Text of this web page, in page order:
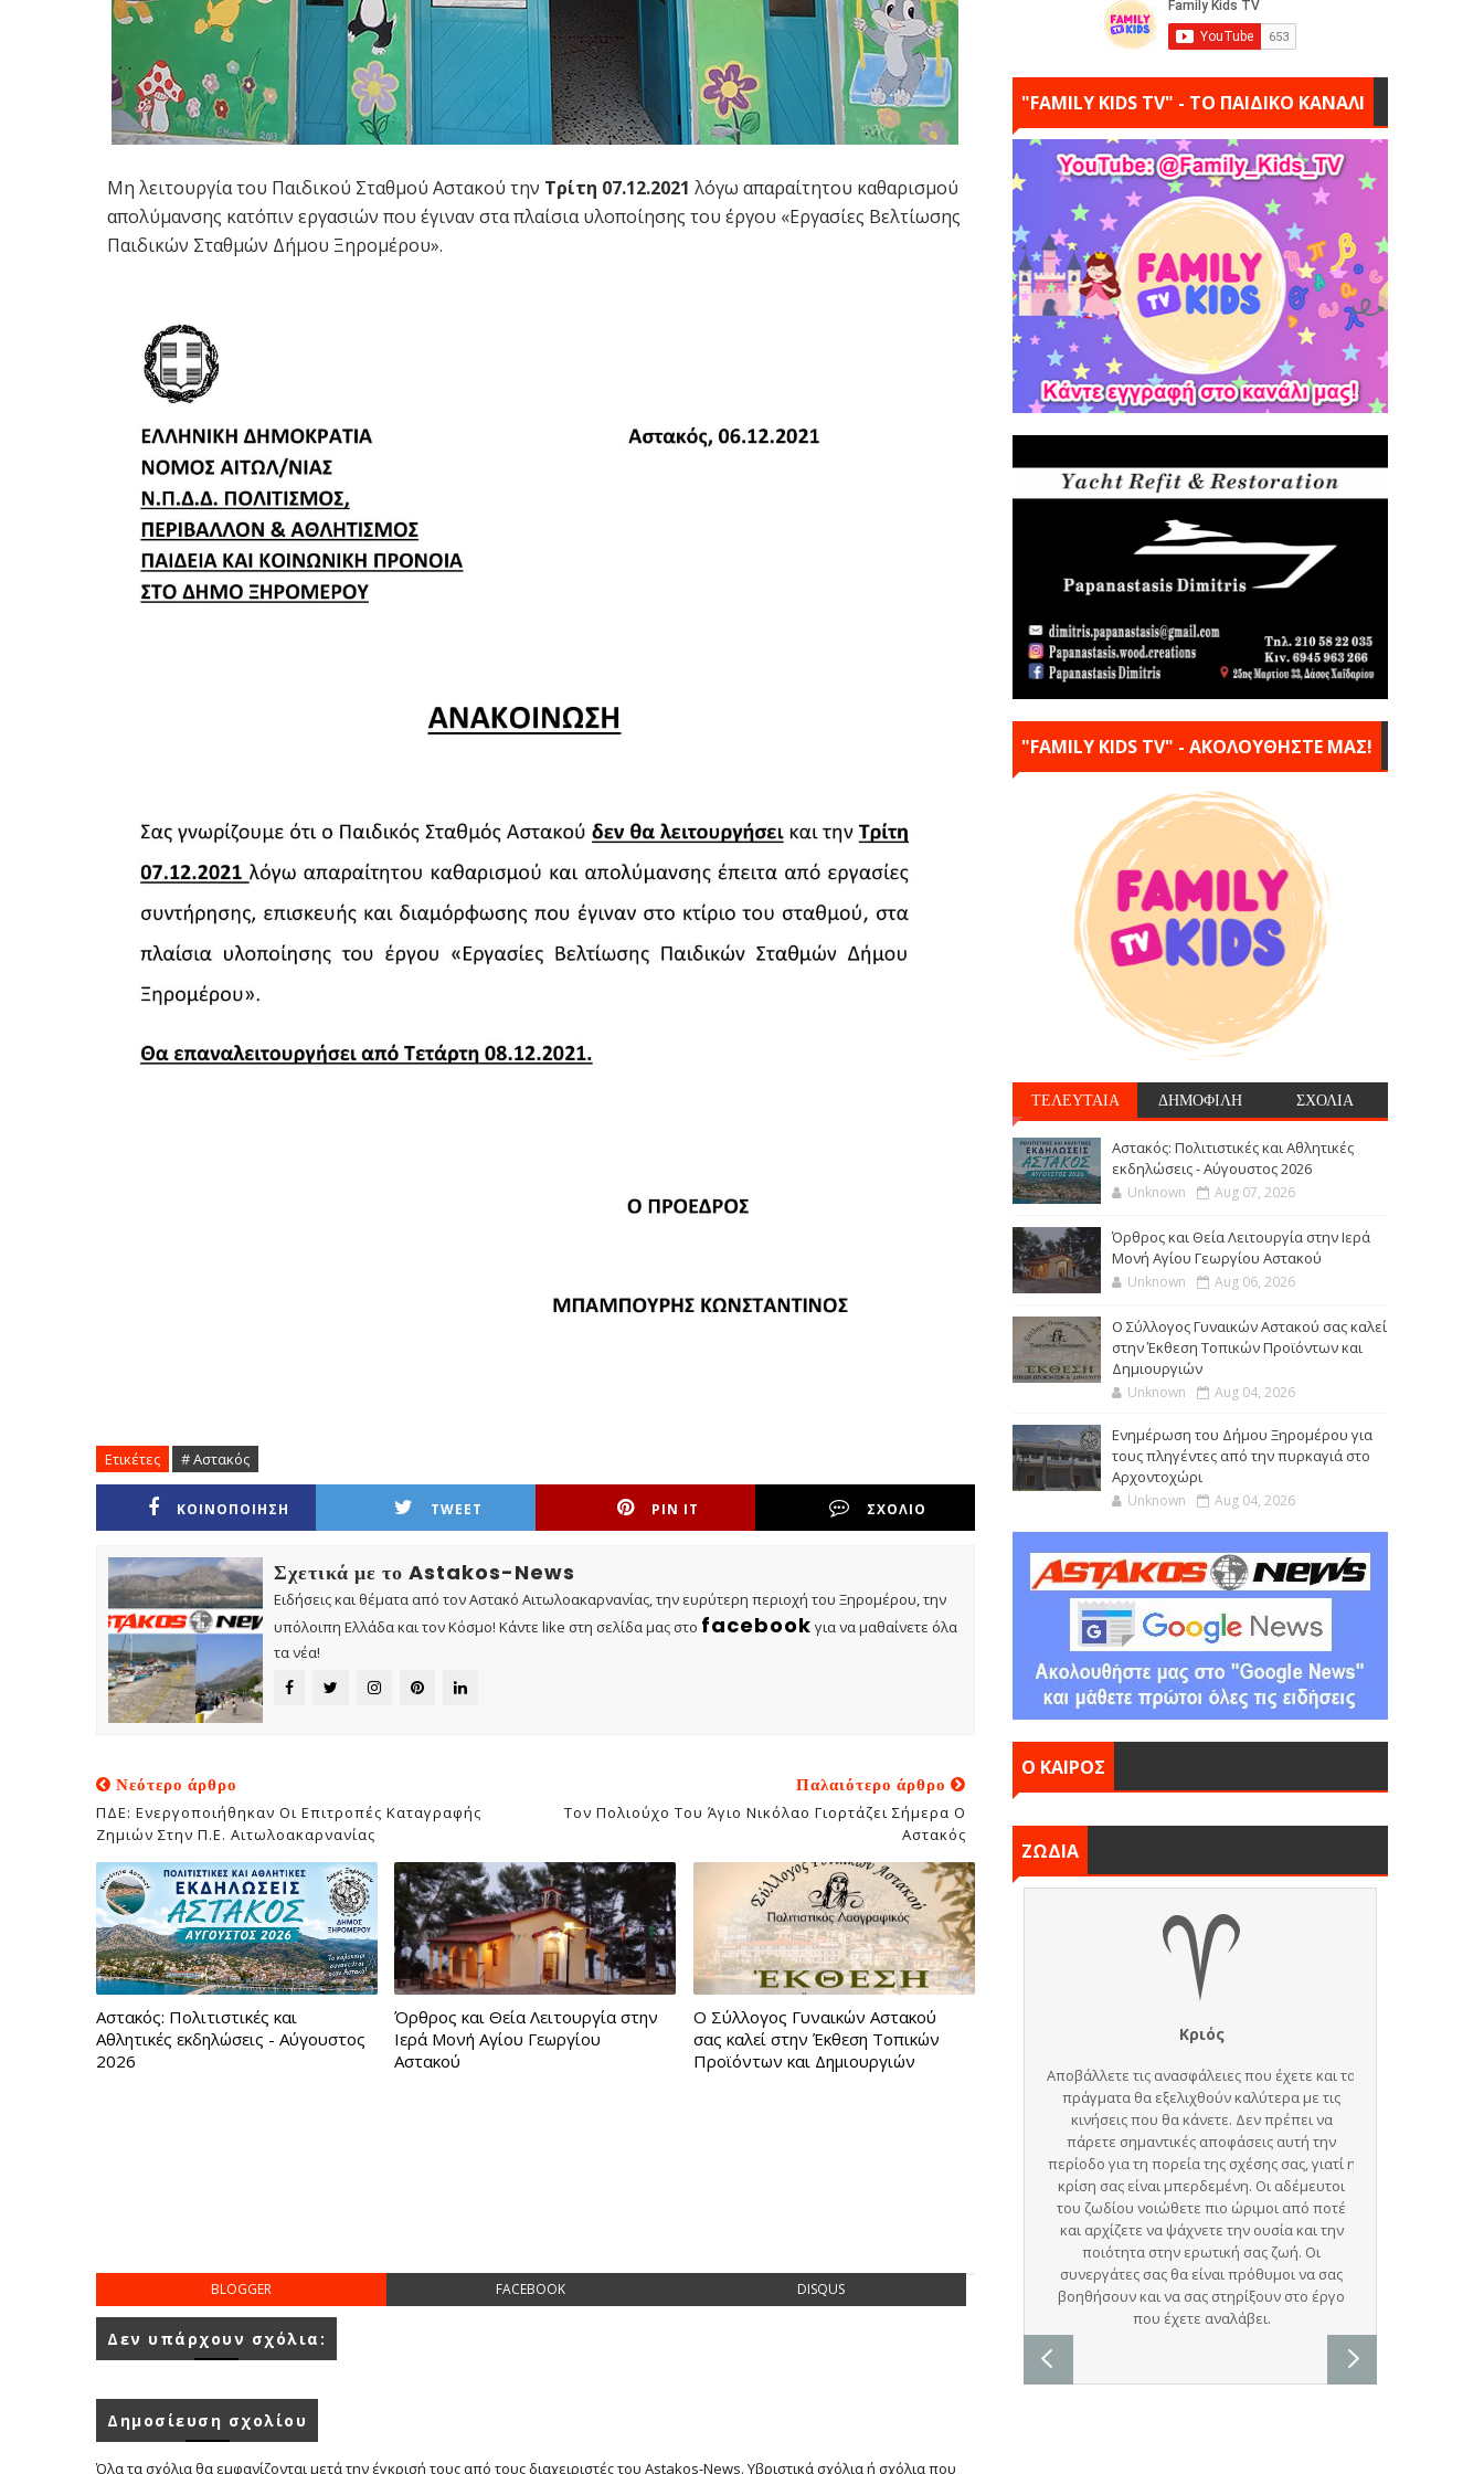
Μη λειτουργία του Παιδικού Σταθμού Αστακού την Τρίτη 07.12.2021 λόγω απαραίτητου καθαρισμού
απολύμανσης κατόπιν εργασιών που έγιναν στα πλαίσια υλοποίησης του έργου «Εργασίες Βελτίωσης
Παιδικών Σταθμών Δήμου Ξηρομέρου».
Ετικέτες # Αστακός
ΚΟΙΝΟΠΟΙΗΣΗ TWEET PIN IT ΣΧΟΛΙΟ
Σχετικά με το Astakos-News
Ειδήσεις και θέματα από τον Αστακό Αιτωλοακαρνανίας, την ευρύτερη περιοχή του Ξηρομέρου, την
υπόλοιπη Ελλάδα και τον Κόσμο! Κάντε like στη σελίδα μας στο facebook για να μαθαίνετε όλα
τα νέα!
Νεότερο άρθρο
ΠΔΕ: Ενεργοποιήθηκαν Οι Επιτροπές Καταγραφής
Ζημιών Στην Π.Ε. Αιτωλοακαρνανίας
Παλαιότερο άρθρο
Τον Πολιούχο Του Άγιο Νικόλαο Γιορτάζει Σήμερα Ο
Αστακός
Αστακός: Πολιτιστικές και
Αθλητικές εκδηλώσεις - Αύγουστος
2026
Όρθρος και Θεία Λειτουργία στην
Ιερά Μονή Αγίου Γεωργίου
Αστακού
Ο Σύλλογος Γυναικών Αστακού
σας καλεί στην Έκθεση Τοπικών
Προϊόντων και Δημιουργιών
BLOGGER FACEBOOK DISQUS
Δεν υπάρχουν σχόλια:
Δημοσίευση σχολίου
Όλα τα σχόλια θα εμφανίζονται μετά την έγκρισή τους από τους διαχειριστές του Astakos-News. Υβριστικά σχόλια ή σχόλια που
"FAMILY KIDS TV" - ΤΟ ΠΑΙΔΙΚΟ ΚΑΝΑΛΙ
"FAMILY KIDS TV" - ΑΚΟΛΟΥΘΗΣΤΕ ΜΑΣ!
ΤΕΛΕΥΤΑΙΑ ΔΗΜΟΦΙΛΗ ΣΧΟΛΙΑ
Αστακός: Πολιτιστικές και Αθλητικές
εκδηλώσεις - Αύγουστος 2026
Unknown Aug 07, 2026
Όρθρος και Θεία Λειτουργία στην Ιερά
Μονή Αγίου Γεωργίου Αστακού
Unknown Aug 06, 2026
Ο Σύλλογος Γυναικών Αστακού σας καλεί
στην Έκθεση Τοπικών Προϊόντων και
Δημιουργιών
Unknown Aug 04, 2026
Ενημέρωση του Δήμου Ξηρομέρου για
τους πληγέντες από την πυρκαγιά στο
Αρχοντοχώρι
Unknown Aug 04, 2026
Ο ΚΑΙΡΟΣ
ΖΩΔΙΑ